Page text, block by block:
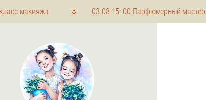
макияжа 🌷 03.08 15: 00 Парфюмерный мастер-класс